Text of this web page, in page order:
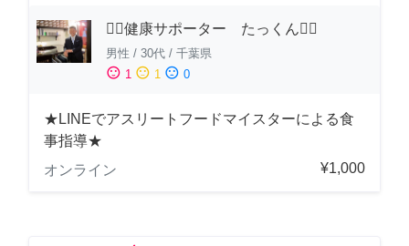
🏋️‍♂️健康サポーター たっくん🏋️‍♂️
男性 / 30代 / 千葉県
sentiment_satisfied 1 sentiment_neutral 1 sentiment_dissatisfied 0
★LINEでアスリートフードマイスターによる食
事指導★
オンライン
¥1,000